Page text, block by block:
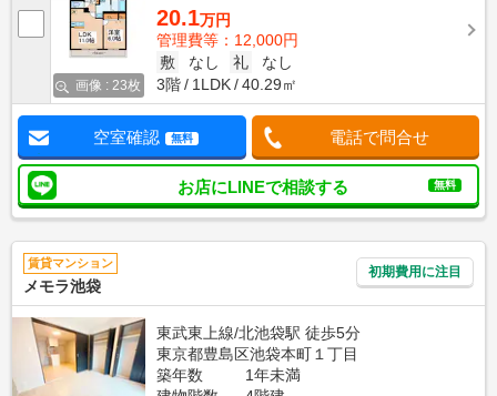
画像 : 23枚
20.1万円
管理費等：12,000円
敷
なし 礼
なし
3階
1LDK 40.29㎡
空室確認 無料 電話で問合せ
お店にLINEで相談する 無料
賃貸マンション
メモラ池袋
初期費用に注目
東武東上線/北池袋駅 徒歩5分
東京都豊島区池袋本町１丁目
築年数
1年未満